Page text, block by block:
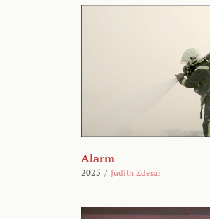
Alarm
2025 / Judith Zdesar